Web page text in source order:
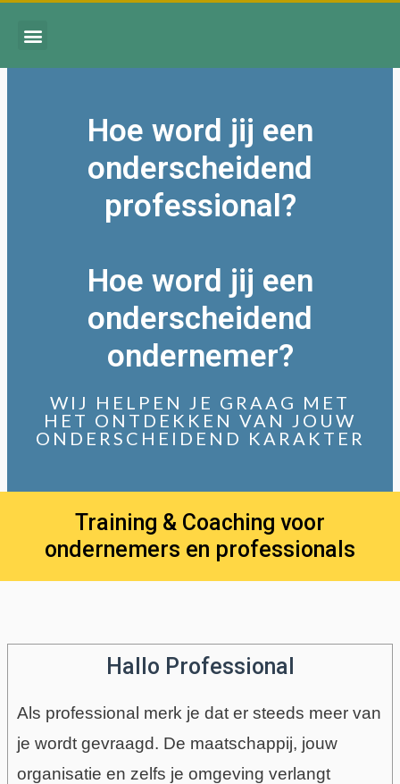
Hoe word jij een
onderscheidend
professional?
Hoe word jij een
onderscheidend
ondernemer?
WIJ HELPEN JE GRAAG MET
HET ONTDEKKEN VAN JOUW
ONDERSCHEIDEND KARAKTER
Training & Coaching voor
ondernemers en professionals
Hallo Professional
Als professional merk je dat er steeds meer van
je wordt gevraagd. De maatschappij, jouw
organisatie en zelfs je omgeving verlangt